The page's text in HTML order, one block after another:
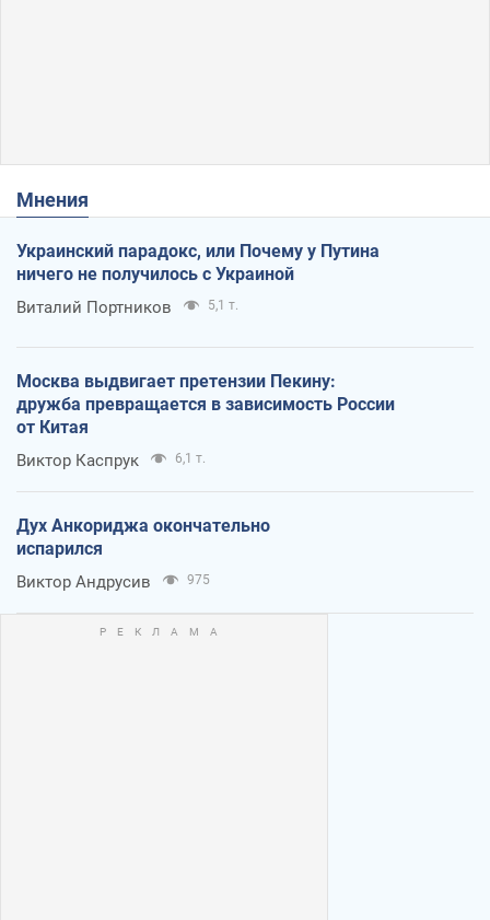
Мнения
Украинский парадокс, или Почему у Путина
ничего не получилось с Украиной
Виталий Портников 5,1 т.
Москва выдвигает претензии Пекину:
дружба превращается в зависимость России
от Китая
Виктор Каспрук 6,1 т.
Дух Анкориджа окончательно
испарился
Виктор Андрусив 975